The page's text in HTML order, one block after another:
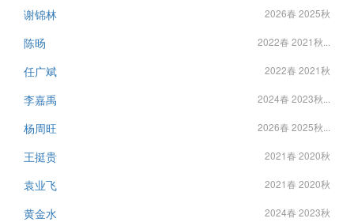
谢锦林 2026春 2025秋
陈旸 2022春 2021秋...
任广斌 2022春 2021秋
李嘉禹 2024春 2023秋...
杨周旺 2026春 2025秋...
王挺贵 2021春 2020秋
袁业飞 2021春 2020秋
黄金水 2024春 2023秋